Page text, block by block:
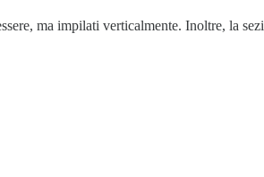
ma impilati verticalmente. Inoltre, la